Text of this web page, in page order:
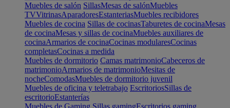
Muebles de salón SillasMesas de salónMuebles
TVVitrinasAparadoresEstanteriasMuebles recibidores
Muebles de cocina Sillas de cocinasTaburetes de cocinaMesas
de cocinaMesas y sillas de cocinaMuebles auxiliares de
cocinaArmarios de cocinaCocinas modularesCocinas
completasCocinas a medida
Muebles de dormitorio Camas matrimonioCabeceros de
matrimonioArmarios de matrimonioMesitas de
nocheComodasMuebles de dormitorio juvenil
Muebles de oficina y teletrabajo EscritoriosSillas de
escritorioEstanterías
Muebles de Gaming Sillas gamingEscritorios gaming